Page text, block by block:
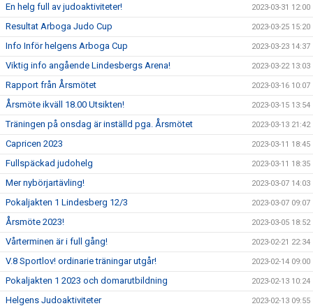
En helg full av judoaktiviteter! 2023-03-31 12:00
Resultat Arboga Judo Cup 2023-03-25 15:20
Info Inför helgens Arboga Cup 2023-03-23 14:37
Viktig info angående Lindesbergs Arena! 2023-03-22 13:03
Rapport från Årsmötet 2023-03-16 10:07
Årsmöte ikväll 18.00 Utsikten! 2023-03-15 13:54
Träningen på onsdag är inställd pga. Årsmötet 2023-03-13 21:42
Capricen 2023 2023-03-11 18:45
Fullspäckad judohelg 2023-03-11 18:35
Mer nybörjartävling! 2023-03-07 14:03
Pokaljakten 1 Lindesberg 12/3 2023-03-07 09:07
Årsmöte 2023! 2023-03-05 18:52
Vårterminen är i full gång! 2023-02-21 22:34
V.8 Sportlov! ordinarie träningar utgår! 2023-02-14 09:00
Pokaljakten 1 2023 och domarutbildning 2023-02-13 10:24
Helgens Judoaktiviteter 2023-02-13 09:55